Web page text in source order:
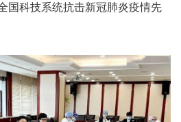
国科技系统抗击新冠肺炎疫情先